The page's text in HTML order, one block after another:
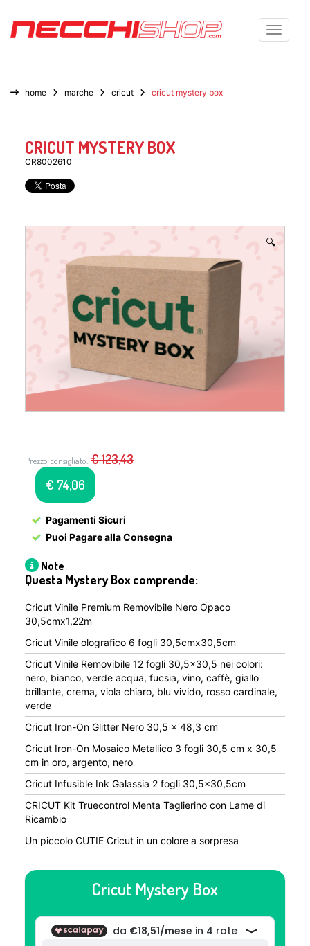
Toggle
home marche cricut cricut mystery box
CRICUT MYSTERY BOX
CR8002610
🔍
Prezzo consigliato: €123,43
€ 74,06
Pagamenti Sicuri
Puoi Pagare alla Consegna
Note
Questa Mystery Box comprende:
Cricut Vinile Premium Removibile Nero Opaco
30,5cmx1,22m
Cricut Vinile olografico 6 fogli 30,5cmx30,5cm
Cricut Vinile Removibile 12 fogli 30,5×30,5 nei colori:
nero, bianco, verde acqua, fucsia, vino, caffè, giallo
brillante, crema, viola chiaro, blu vivido, rosso cardinale,
verde
Cricut Iron-On Glitter Nero 30,5 x 48,3 cm
Cricut Iron-On Mosaico Metallico 3 fogli 30,5 cm x 30,5
cm in oro, argento, nero
Cricut Infusible Ink Galassia 2 fogli 30,5×30,5cm
CRICUT Kit Truecontrol Menta Taglierino con Lame di
Ricambio
Un piccolo CUTIE Cricut in un colore a sorpresa
Cricut Mystery Box